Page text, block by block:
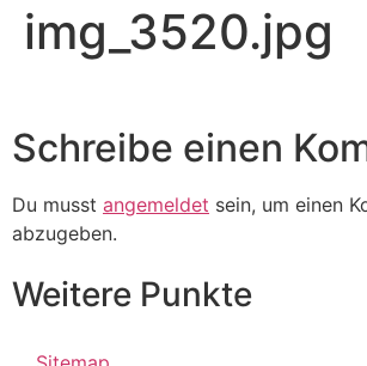
img_3520.jpg
Schreibe einen
Du musst angemeldet sein, um einen
abzugeben.
Weitere Punkte